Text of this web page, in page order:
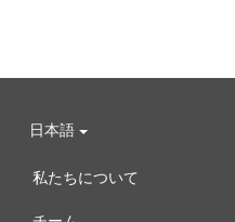
日本語
私たちについて